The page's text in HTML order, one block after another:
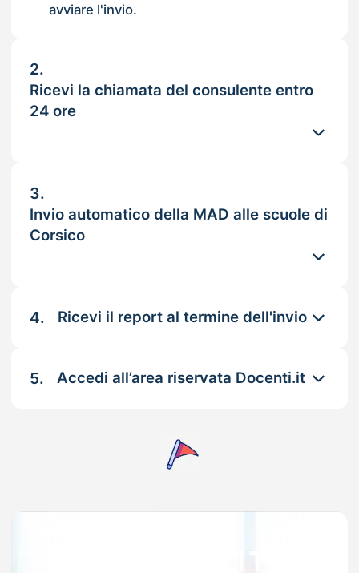
avviare l'invio.
2.
Ricevi la chiamata del consulente entro
24 ore
3.
Invio automatico della MAD alle scuole di
Corsico
4. Ricevi il report al termine dell'invio
5. Accedi all’area riservata Docenti.it